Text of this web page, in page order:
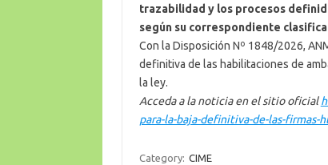
trazabilidad y los procesos
según su correspondiente
Con la Disposición Nº 1848/2026,
definitiva de las habilitaciones de
la ley.
Acceda a la noticia en el sitio oficial
para-la-baja-definitiva-de-las-firmas-
Category: CIME